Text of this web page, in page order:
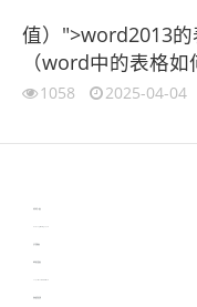
值）">word2013的
（word中的表格如
1058 2025-04-04